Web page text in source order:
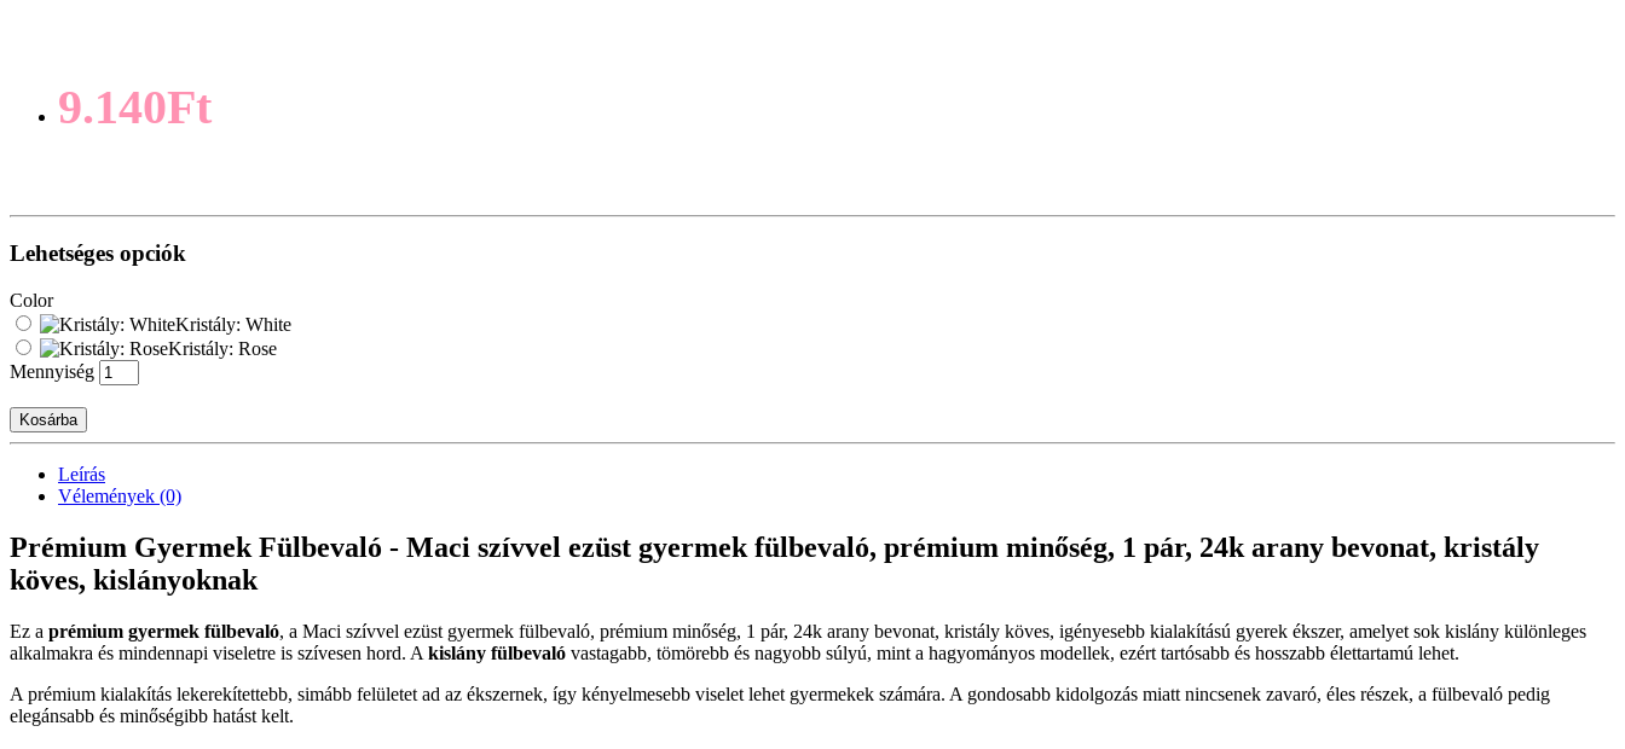
9.140Ft
Lehetséges opciók
Color
Kristály: White
Kristály: Rose
Mennyiség
Kosárba
Leírás
Vélemények (0)
Prémium Gyermek Fülbevaló - Maci szívvel ezüst gyermek fülbevaló, prémium minőség, 1 pár, 24k arany bevonat, kristály
köves, kislányoknak
Ez a prémium gyermek fülbevaló, a Maci szívvel ezüst gyermek fülbevaló, prémium minőség, 1 pár, 24k arany bevonat, kristály köves, igényesebb kialakítású gyerek ékszer, amelyet sok kislány különleges
alkalmakra és mindennapi viseletre is szívesen hord. A kislány fülbevaló vastagabb, tömörebb és nagyobb súlyú, mint a hagyományos modellek, ezért tartósabb és hosszabb élettartamú lehet.
A prémium kialakítás lekerekítettebb, simább felületet ad az ékszernek, így kényelmesebb viselet lehet gyermekek számára. A gondosabb kidolgozás miatt nincsenek zavaró, éles részek, a fülbevaló pedig
elegánsabb és minőségibb hatást kelt.